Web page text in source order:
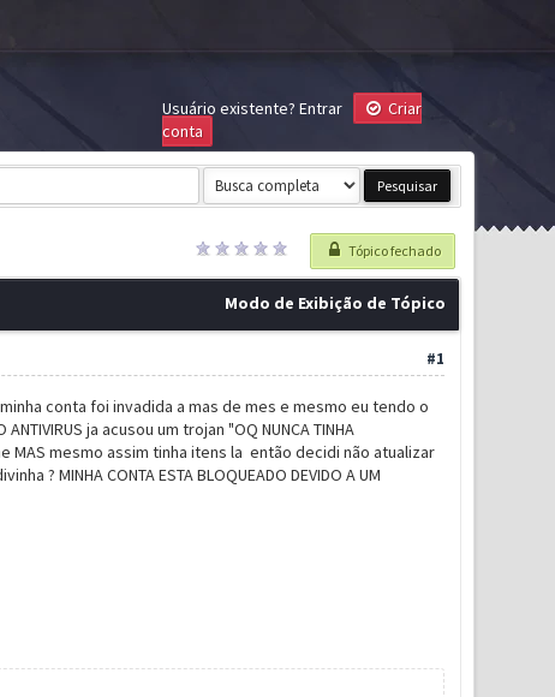
Usuário existente? Entrar
Criar
conta
Tópico fechado
Modo de Exibição de Tópico
#1
conta foi invadida a mas de mes e mesmo eu tendo o
ja acusou um trojan "OQ NUNCA TINHA
MAS mesmo assim tinha itens la então decidi não atualizar
? MINHA CONTA ESTA BLOQUEADO DEVIDO A UM